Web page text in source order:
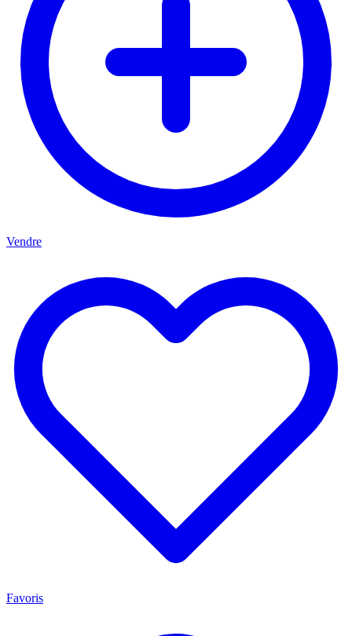
Vendre
Favoris